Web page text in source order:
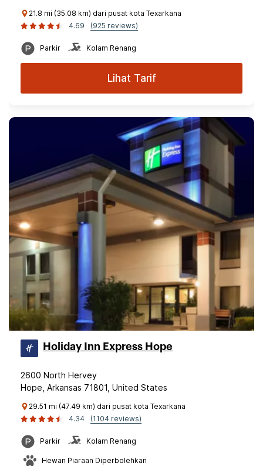
21.8 mi (35.08 km) dari pusat kota Texarkana
4.69
(925 reviews)
Parkir Kolam Renang
Lihat Tarif
Holiday Inn Express Hope
2600 North Hervey
Hope, Arkansas 71801, United States
29.51 mi (47.49 km) dari pusat kota Texarkana
4.34
(1104 reviews)
Parkir Kolam Renang
Hewan Piaraan Diperbolehkan